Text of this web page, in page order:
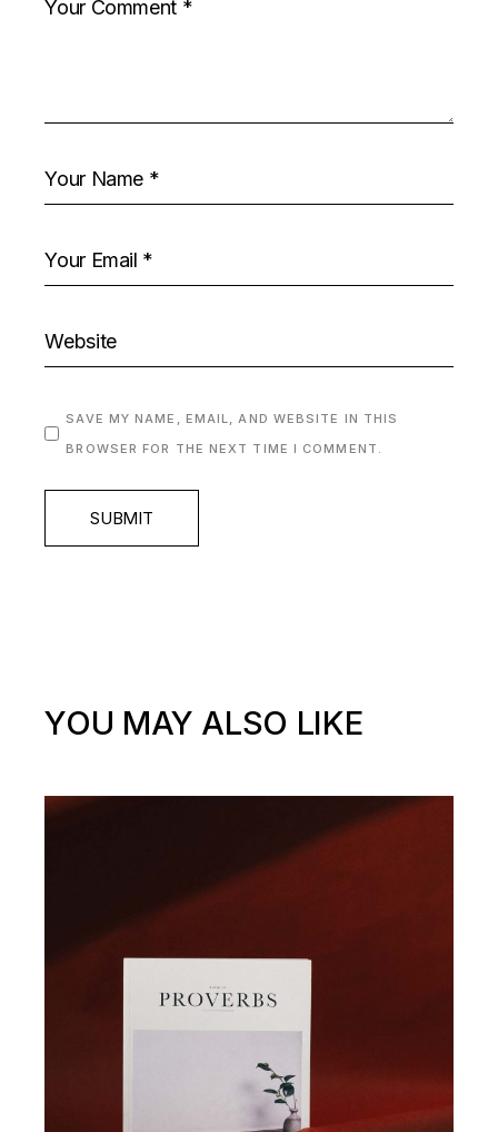
SAVE MY NAME, EMAIL, AND WEBSITE IN THIS
BROWSER FOR THE NEXT TIME I COMMENT.
SUBMIT
YOU MAY ALSO LIKE